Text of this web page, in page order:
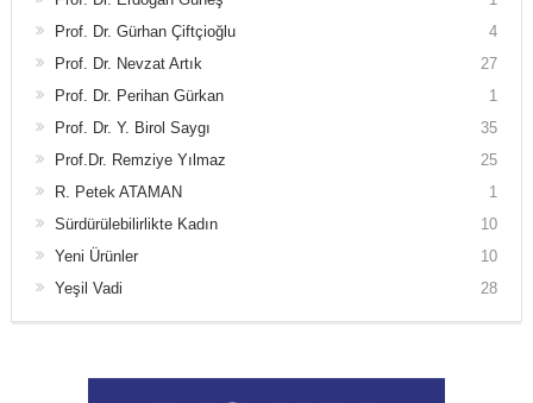
Prof. Dr. Gürhan Çiftçioğlu
4
Prof. Dr. Nevzat Artık
27
Prof. Dr. Perihan Gürkan
1
Prof. Dr. Y. Birol Saygı
35
Prof.Dr. Remziye Yılmaz
25
R. Petek ATAMAN
1
Sürdürülebilirlikte Kadın
10
Yeni Ürünler
10
Yeşil Vadi
28